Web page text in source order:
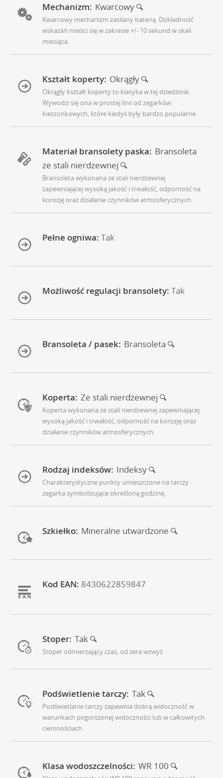
Mechanizm: Kwarcowy
Kwarcowy mechanizm zasilany baterią. Dokładność
wskazań mieści się w zakresie +/- 10 sekund w skali
miesiąca.
Kształt koperty: Okrągły
Okrągły kształt koperty to klasyka w tej dziedzinie.
Wywodzi się ona w prostej linii od zegarków
kieszonkowych, które kiedyś były bardzo popularne.
Materiał bransolety paska: Bransoleta
ze stali nierdzewnej
Bransoleta wykonana ze stali nierdzewnej
zapewniającej wysoką jakość i trwałość, odporność na
korozję oraz działanie czynników atmosferycznych.
Pełne ogniwa: Tak
Możliwość regulacji bransolety: Tak
Bransoleta / pasek: Bransoleta
Koperta: Ze stali nierdzewnej
Koperta wykonana ze stali nierdzewnej zapewniającej
wysoką jakość i trwałość, odporność na korozję oraz
działanie czynników atmosferycznych.
Rodzaj indeksów: Indeksy
Charakterystyczne punkty umieszczone na tarczy
zegarka symbolizujące określoną godzinę.
Szkiełko: Mineralne utwardzone
Kod EAN: 8430622859847
Stoper: Tak
Stoper odmierzający czas, od zera wzwyż
Podświetlenie tarczy: Tak
Podświetlanie tarczy zapewnia dobrą widoczność w
warunkach pogorszonej widoczności lub w całkowitych
ciemnościach.
Klasa wodoszczelności: WR 100